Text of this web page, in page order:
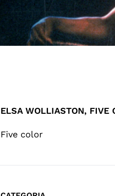
ELSA WOLLIASTON, FIVE
Five color